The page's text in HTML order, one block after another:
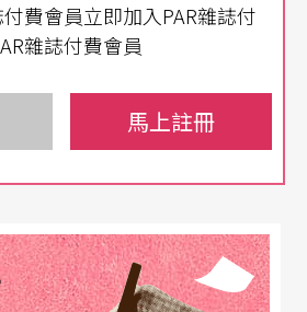
現的梅菲斯特
生命空虛，想藉助梅菲斯特讓
目的是要重新找到意義；可是
無。
能把梅菲斯特精神徹底呈現
費會員立即加入PAR雜誌付
雜誌付費會員
馬上註冊